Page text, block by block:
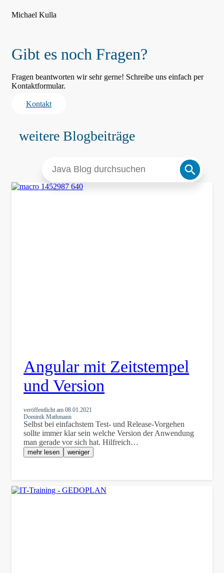
Michael Kulla
Gibt es noch Fragen?
Fragen beantworten wir sehr gerne! Schreibe uns einfach per
Kontaktformular.
Kontakt
weitere Blogbeiträge
Search
Button
Angular mit Zeitstempel
und Version
veröffentlicht am08.01.2021
Dominik Mathmann
Selbst bei einfachstem Test- und Release-Vorgehen
sollte immer klar sein welche Version der Anwendung
man gerade vor sich hat. Hilfreich…
mehr lesen weniger